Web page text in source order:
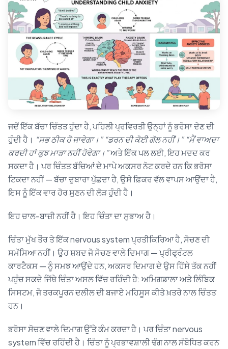
ਜਦੋਂ ਇੱਕ ਬੱਚਾ ਚਿੰਤਤ ਹੁੰਦਾ ਹੈ, ਪਹਿਲੀ ਪ੍ਰਵਿਰਤੀ ਉਨ੍ਹਾਂ ਨੂੰ ਭਰੋਸਾ ਦੇਣ ਦੀ
ਹੁੰਦੀ ਹੈ। “ਸਭ ਠੀਕ ਹੋ ਜਾਵੇਗਾ।” “ਡਰਨ ਦੀ ਕੋਈ ਗੱਲ ਨਹੀਂ।” “ਮੈਂ ਵਾਅਦਾ
ਕਰਦੀ ਹਾਂ ਕੁਝ ਮਾੜਾ ਨਹੀਂ ਹੋਵੇਗਾ।”ਅਤੇ ਇੱਕ ਪਲ ਲਈ, ਇਹ ਮਦਦ ਕਰ
ਸਕਦਾ ਹੈ। ਪਰ ਚਿੰਤਤ ਬੱਚਿਆਂ ਦੇ ਮਾਪੇ ਅਕਸਰ ਨੋਟ ਕਰਦੇ ਹਨ ਕਿ ਭਰੋਸਾ
ਟਿਕਦਾ ਨਹੀਂ — ਬੱਚਾ ਦੁਬਾਰਾ ਪੁੱਛਦਾ ਹੈ, ਉਸੇ ਫ਼ਿਕਰ ਵੱਲ ਵਾਪਸ ਆਉਂਦਾ ਹੈ,
ਇਸ ਨੂੰ ਇੱਕ ਵਾਰ ਹੋਰ ਸੁਣਨ ਦੀ ਲੋੜ ਹੁੰਦੀ ਹੈ।
ਇਹ ਚਾਲ-ਬਾਜ਼ੀ ਨਹੀਂ ਹੈ। ਇਹ ਚਿੰਤਾ ਦਾ ਸੁਭਾਅ ਹੈ।
ਚਿੰਤਾ ਮੁੱਖ ਤੌਰ ਤੇ ਇੱਕ nervous system ਪ੍ਰਤੀਕਿਰਿਆ ਹੈ, ਸੋਚਣ ਦੀ
ਸਮੱਸਿਆ ਨਹੀਂ। ਉਹ ਸ਼ਬਦ ਜੋ ਸੋਚਣ ਵਾਲੇ ਦਿਮਾਗ — ਪ੍ਰੀਫ੍ਰੰਟਲ
ਕਾਰਟੈਕਸ — ਨੂੰ ਸਮਝ ਆਉਂਦੇ ਹਨ, ਅਕਸਰ ਦਿਮਾਗ ਦੇ ਉਸ ਹਿੱਸੇ ਤੱਕ ਨਹੀਂ
ਪਹੁੰਚ ਸਕਦੇ ਜਿੱਥੇ ਚਿੰਤਾ ਅਸਲ ਵਿੱਚ ਰਹਿੰਦੀ ਹੈ: ਅਮਿਗਡਾਲਾ ਅਤੇ ਲਿੰਬਿਕ
ਸਿਸਟਮ, ਜੋ ਤਰਕਪੂਰਨ ਦਲੀਲ ਦੀ ਬਜਾਏ ਮਹਿਸੂਸ ਕੀਤੇ ਖ਼ਤਰੇ ਨਾਲ ਚਿੰਤਤ
ਹਨ।
ਭਰੋਸਾ ਸੋਚਣ ਵਾਲੇ ਦਿਮਾਗ ਉੱਤੇ ਕੰਮ ਕਰਦਾ ਹੈ। ਪਰ ਚਿੰਤਾ nervous
system ਵਿੱਚ ਰਹਿੰਦੀ ਹੈ। ਚਿੰਤਾ ਨੂੰ ਪ੍ਰਭਾਵਸ਼ਾਲੀ ਢੰਗ ਨਾਲ ਸੰਬੋਧਿਤ ਕਰਨ